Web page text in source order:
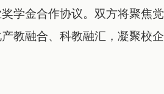
学金合作协议。双方将聚焦党
教融合、科教融汇，凝聚校企